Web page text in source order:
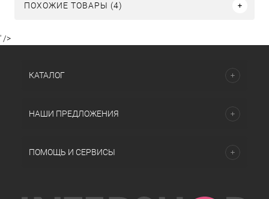
ПОХОЖИЕ ТОВАРЫ (4)
' />
КАТАЛОГ
НАШИ ПРЕДЛОЖЕНИЯ
ПОМОЩЬ И СЕРВИСЫ